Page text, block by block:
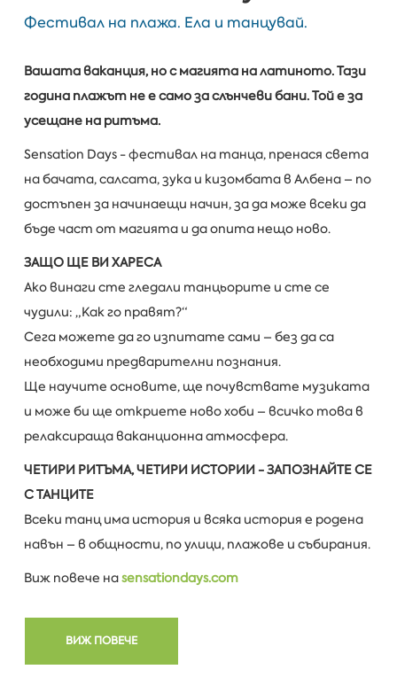
Фестивал на плажа. Ела и танцувай.
Вашата ваканция, но с магията на латиното.Тази
година плажът не е само за слънчеви бани. Той е за
усещане на ритъма.
Sensation Days - фестивал на танца, пренася света
на бачата, салсата, зука и кизомбата в Албена – по
достъпен за начинаещи начин, за да може всеки да
бъде част от магията и да опита нещо ново.
ЗАЩО ЩЕ ВИ ХАРЕСА
Ако винаги сте гледали танцьорите и сте се
чудили: „Как го правят?“
Сега можете да го изпитате сами – без да са
необходими предварителни познания.
Ще научите основите, ще почувствате музиката
и може би ще откриете ново хоби – всичко това в
релаксираща ваканционна атмосфера.
ЧЕТИРИ РИТЪМА, ЧЕТИРИ ИСТОРИИ - ЗАПОЗНАЙТЕ СЕ
С ТАНЦИТЕ
Всеки танц има история и всяка история е родена
навън – в общности, по улици, плажове и събирания.
Виж повече наsensationdays.com
ВИЖ ПОВЕЧЕ